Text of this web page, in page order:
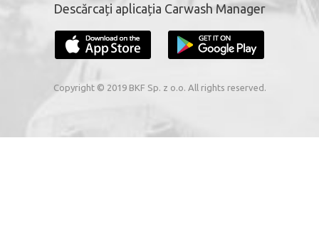
Descărcați aplicația Carwash Manager
Copyright © 2019 BKF Sp. z o.o. All rights reserved.